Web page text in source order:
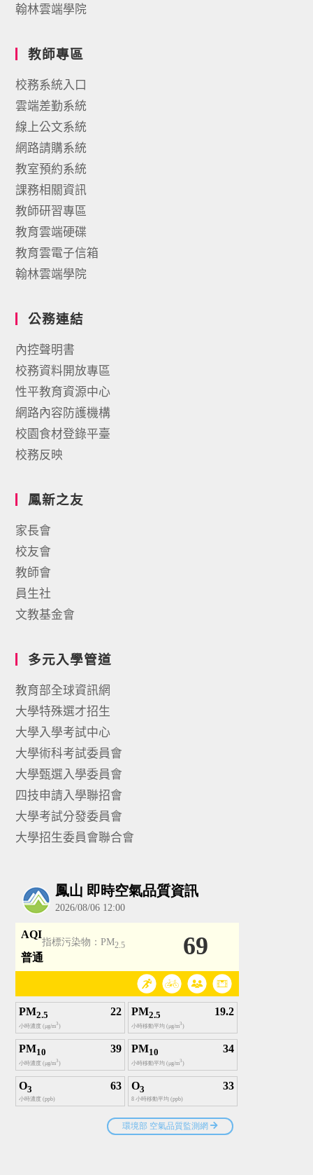
翰林雲端學院
教師專區
校務系統入口
雲端差勤系統
線上公文系統
網路請購系統
教室預約系統
課務相關資訊
教師研習專區
教育雲端硬碟
教育雲電子信箱
翰林雲端學院
公務連結
內控聲明書
校務資料開放專區
性平教育資源中心
網路內容防護機構
校園食材登錄平臺
校務反映
鳳新之友
家長會
校友會
教師會
員生社
文教基金會
多元入學管道
教育部全球資訊網
大學特殊選才招生
大學入學考試中心
大學術科考試委員會
大學甄選入學委員會
四技申請入學聯招會
大學考試分發委員會
大學招生委員會聯合會